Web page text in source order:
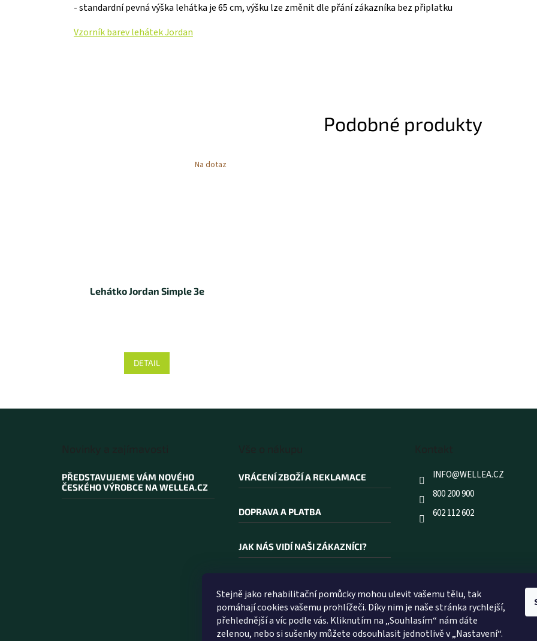
Stejně jako rehabilitační pomůcky mohou ulevit vašemu tělu, tak
pomáhají cookies vašemu prohlížeči. Díky nim je naše stránka rychlejší,
přehlednější a víc podle vás. Kliknutím na „Souhlasím“ nám dáte
zelenou, nebo si sušenky můžete odsouhlasit jednotlivě v „Nastavení“.
- standardní pevná výška lehátka je 65 cm, výšku lze změnit dle přání zákazníka bez připlatku
Vzorník barev lehátek Jordan
Podobné produkty
Na dotaz
Lehátko Jordan Simple 3e
DETAIL
PŘEDSTAVUJEME VÁM NOVÉHO
ČESKÉHO VÝROBCE NA WELLEA.CZ
VRÁCENÍ ZBOŽÍ A REKLAMACE
DOPRAVA A PLATBA
JAK NÁS VIDÍ NAŠI ZÁKAZNÍCI?
SLOVNÍK POJMŮ
INFO@WELLEA.CZ
800 200 900
602 112 602